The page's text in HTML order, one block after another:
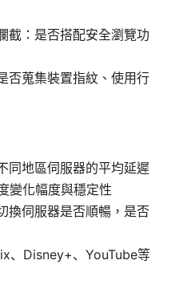
截：是否搭配安全瀏覽功
否蒐集裝置指紋、使用行
同地區伺服器的平均延遲
變化幅度與穩定性
換伺服器是否順暢，是否
、Disney+、YouTube等